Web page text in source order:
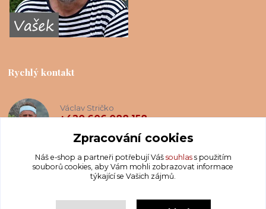
Rychlý kontakt
Václav Stričko
+420 606 088 158
info@krakatis.cz
Zpracování cookies
Náš e-shop a partneři potřebují Váš souhlass použitím
souborů cookies, aby Vám mohli zobrazovat informace
týkající se Vašich zájmů.